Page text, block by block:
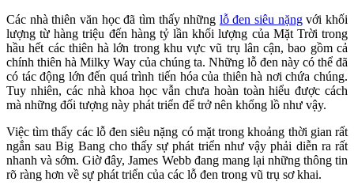
Các nhà thiên văn học đã tìm thấy những lỗ đen siêu nặngvới khối
lượng từ hàng triệu đến hàng tỷ lần khối lượng của Mặt Trời trong
hầu hết các thiên hà lớn trong khu vực vũ trụ lân cận, bao gồm cả
chính thiên hà Milky Way của chúng ta. Những lỗ đen này có thể đã
có tác động lớn đến quá trình tiến hóa của thiên hà nơi chứa chúng.
Tuy nhiên, các nhà khoa học vẫn chưa hoàn toàn hiểu được cách
mà những đối tượng này phát triển để trở nên khổng lồ như vậy.
Việc tìm thấy các lỗ đen siêu nặng có mặt trong khoảng thời gian rất
ngắn sau Big Bang cho thấy sự phát triển như vậy phải diễn ra rất
nhanh và sớm. Giờ đây, James Webb đang mang lại những thông tin
rõ ràng hơn về sự phát triển của các lỗ đen trong vũ trụ sơ khai.